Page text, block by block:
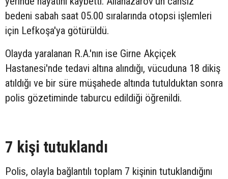
bedeni sabah saat 05.00 sıralarında otopsi işlemleri
için Lefkoşa'ya götürüldü.
Olayda yaralanan R.A.'nın ise Girne Akçiçek
Hastanesi'nde tedavi altına alındığı, vücuduna 18 dikiş
atıldığı ve bir süre müşahede altında tutulduktan sonra
polis gözetiminde taburcu edildiği öğrenildi.
7 kişi tutuklandı
Polis, olayla bağlantılı toplam 7 kişinin tutuklandığını